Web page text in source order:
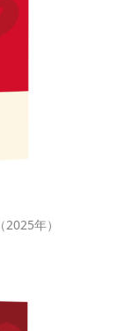
年）